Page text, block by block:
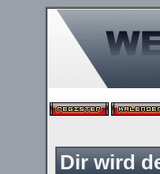
Dir wird